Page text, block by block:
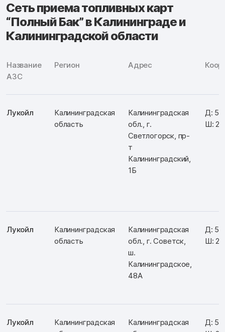
Сеть приема топливных карт
“Полный Бак” в Калининграде и
Калининградской области
Название
АЗС
Регион Адрес
Лукойл
Калининградская
область
Калининградская
обл., г.
Светлогорск, пр-
т
Калининградский,
1Б
Д:
Ш:
Лукойл
Калининградская
область
Калининградская
обл., г. Советск,
ш.
Калининградское,
48А
Д:
Ш:
Лукойл
Калининградская
Калининградская
Д: